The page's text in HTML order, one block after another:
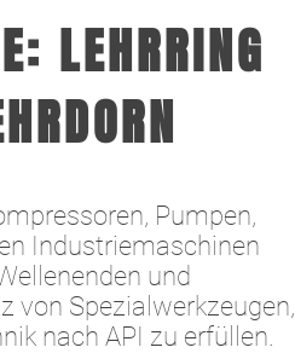
LEHRRING
Pumpen,
Industriemaschinen
und
von Spezialwerkzeugen,
nach API zu erfüllen.